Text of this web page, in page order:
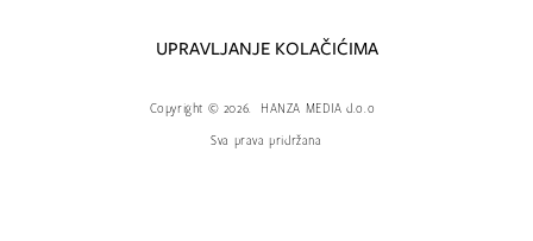
UPRAVLJANJE KOLAČIĆIMA
Copyright © 2026.
HANZA MEDIA d.o.o
Sva prava pridržana